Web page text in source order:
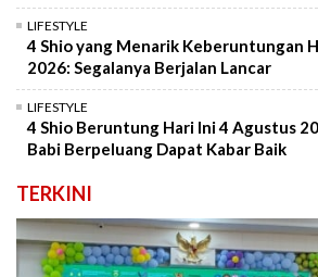
LIFESTYLE
4 Shio yang Menarik Keberuntungan
2026: Segalanya Berjalan Lancar
LIFESTYLE
4 Shio Beruntung Hari Ini 4 Agustus
Babi Berpeluang Dapat Kabar Baik
TERKINI